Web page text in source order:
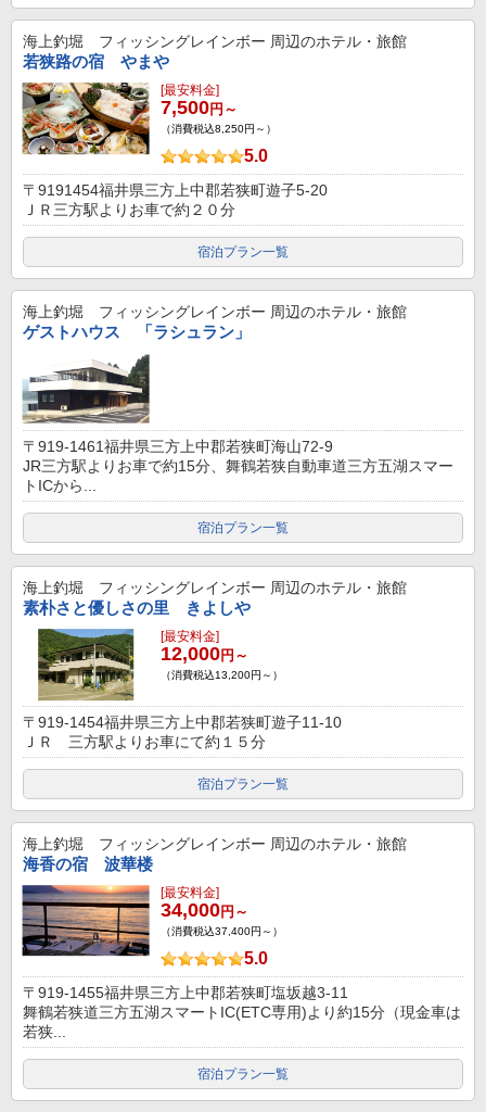
海上釣堀 フィッシングレインボー 周辺のホテル・旅館
若狭路の宿 やまや
[最安料金]
7,500円～
（消費税込8,250円～）
5.0
〒9191454福井県三方上中郡若狭町遊子5-20
ＪＲ三方駅よりお車で約２０分
宿泊プラン一覧
海上釣堀 フィッシングレインボー 周辺のホテル・旅館
ゲストハウス 「ラシュラン」
〒919-1461福井県三方上中郡若狭町海山72-9
JR三方駅よりお車で約15分、舞鶴若狭自動車道三方五湖スマー
トICから...
宿泊プラン一覧
海上釣堀 フィッシングレインボー 周辺のホテル・旅館
素朴さと優しさの里 きよしや
[最安料金]
12,000円～
（消費税込13,200円～）
〒919-1454福井県三方上中郡若狭町遊子11-10
ＪＲ 三方駅よりお車にて約１５分
宿泊プラン一覧
海上釣堀 フィッシングレインボー 周辺のホテル・旅館
海香の宿 波華楼
[最安料金]
34,000円～
（消費税込37,400円～）
5.0
〒919-1455福井県三方上中郡若狭町塩坂越3-11
舞鶴若狭道三方五湖スマートIC(ETC専用)より約15分（現金車は
若狭...
宿泊プラン一覧